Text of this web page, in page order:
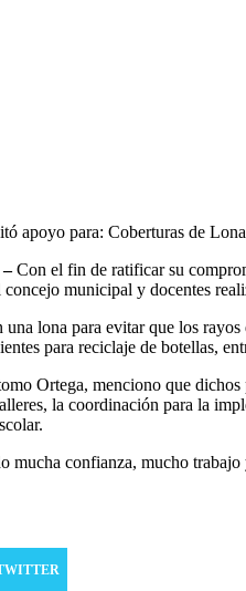
apoyo para: Coberturas de
–Con el fin de ratificar su
municipal y docentes
lona para evitar que los
para reciclaje de botellas,
Ortega, menciono que
la coordinación para la
mucha confianza, mucho